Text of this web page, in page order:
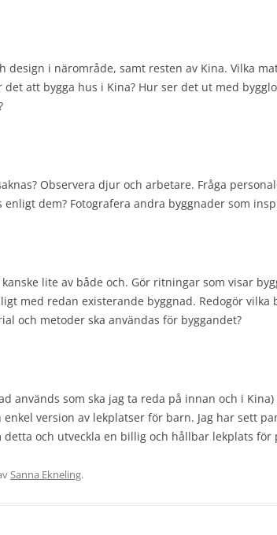
i närområde, samt resten av Kina. Vilka
att bygga hus i Kina? Hur ser det ut med
Observera djur och arbetare. Fråga
dem? Fotografera andra byggnader som
lite av både och. Gör ritningar som visar
med redan existerande byggnad. Redogör vilka
och metoder ska användas för byggandet?
används som ska jag ta reda på innan och i
version av lekplatser för barn. Jag har sett
och utveckla en billig och hållbar lekplats för
Sanna Ekneling.